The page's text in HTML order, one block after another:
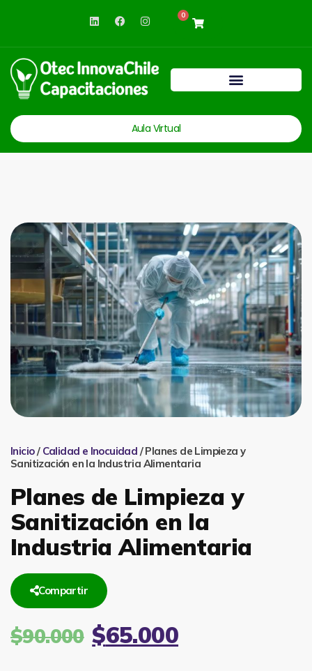
0
Aula Virtual
Inicio/ Calidad e Inocuidad / Planes de Limpieza y
Sanitización en la Industria Alimentaria
Planes de Limpieza y
Sanitización en la
Industria Alimentaria
Compartir
$90.000 $65.000